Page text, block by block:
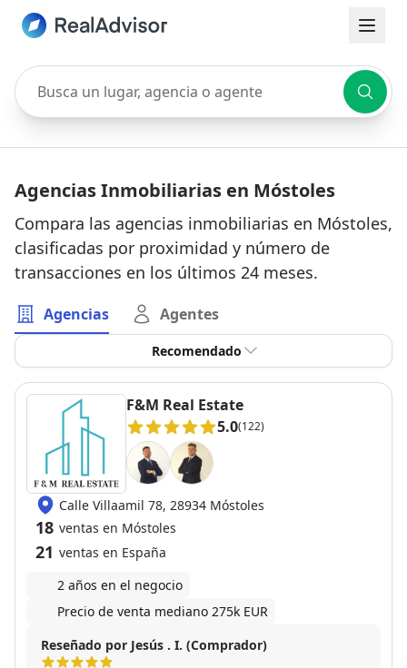
Busca un lugar, agencia o agente
Agencias Inmobiliarias en Móstoles
Compara las agencias inmobiliarias en Móstoles,
clasificadas por proximidad y número de
transacciones en los últimos 24 meses.
Agencias Agentes
Recomendado
F&M Real Estate
5.0(122)
Calle Villaamil 78, 28934 Móstoles
18 ventas en Móstoles
21 ventas en España
2 años en el negocio
Precio de venta mediano 275k EUR
Reseñado por Jesús . I. (Comprador)